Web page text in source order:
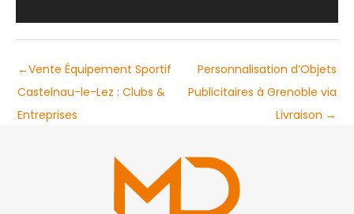
←Vente Équipement Sportif
Castelnau-le-Lez : Clubs &
Entreprises
Personnalisation d’Objets
Publicitaires à Grenoble via
Livraison →